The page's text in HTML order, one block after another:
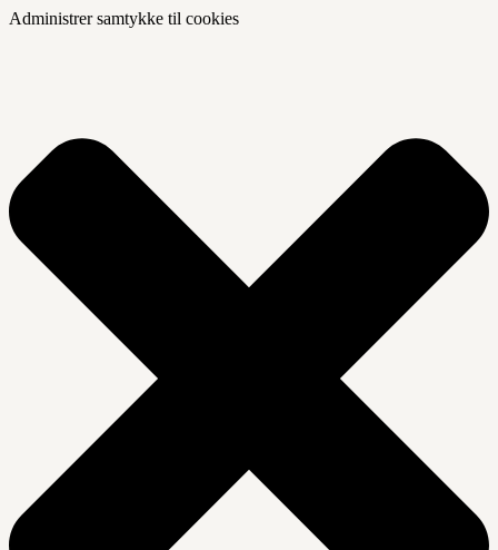
Administrer samtykke til cookies